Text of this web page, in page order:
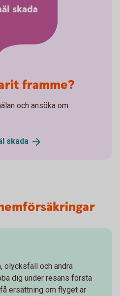
skada
framme?
och ansöka om
skada
olycksfall och andra
dig under resans första
ersättning om flyget är